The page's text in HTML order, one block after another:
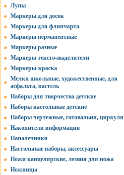
Лупы
Маркеры для досок
Маркеры для флипчарта
Маркеры перманентные
Маркеры разные
Маркеры тексто-выделители
Маркеры-краска
Мелки школьные, художественные, для
асфальта, пастель
Наборы для творчества детские
Наборы настольные детские
Наборы чертежные, готовальни, циркули
Накопители информации
Напалечники
Настольные наборы, аксессуары
Ножи канцелярские, лезвия для ножа
Ножницы